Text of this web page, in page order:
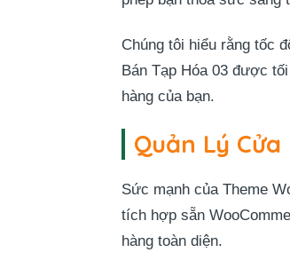
Chúng tôi hiểu rằng tốc
Bán Tạp Hóa 03 được
hàng của bạn.
Quản Lý
Sức mạnh của Theme
tích hợp sẵn
hàng toàn diện.